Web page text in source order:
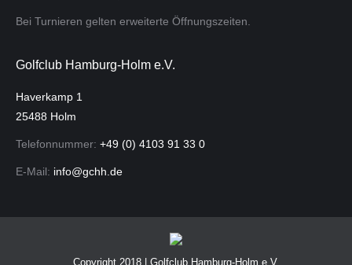
Bei Turnieren gelten erweiterte Öffnungszeiten.
Golfclub Hamburg-Holm e.V.
Haverkamp 1
25488 Holm
Telefonnummer: +49 (0) 4103 91 33 0
E-Mail: info@gchh.de
Copyright 2018 | Golfclub Hamburg-Holm e.V.